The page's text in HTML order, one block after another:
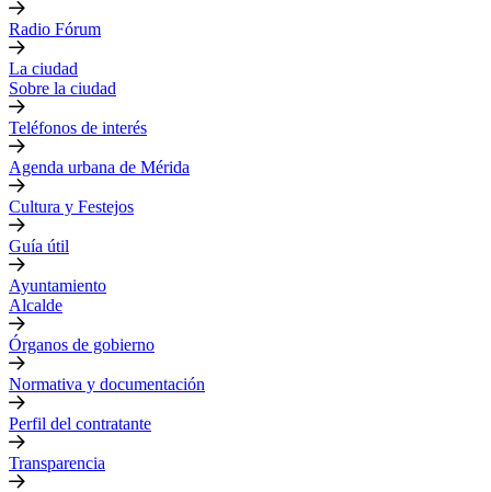
Radio Fórum
La ciudad
Sobre la ciudad
Teléfonos de interés
Agenda urbana de Mérida
Cultura y Festejos
Guía útil
Ayuntamiento
Alcalde
Órganos de gobierno
Normativa y documentación
Perfil del contratante
Transparencia